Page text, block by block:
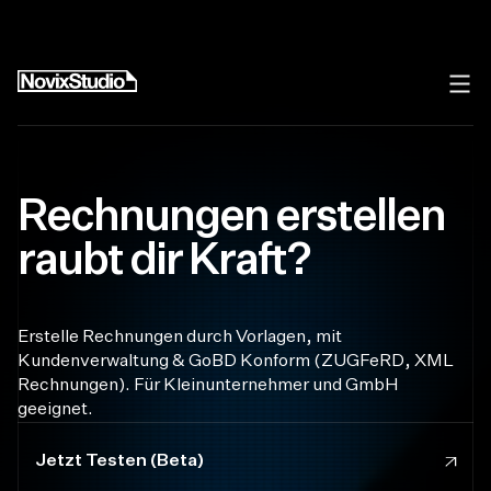
Rechnungen erstellen
raubt dir Kraft?
Erstelle Rechnungen durch Vorlagen, mit
Kundenverwaltung & GoBD Konform (ZUGFeRD, XML
Rechnungen). Für Kleinunternehmer und GmbH
geeignet.
Jetzt Testen (Beta)